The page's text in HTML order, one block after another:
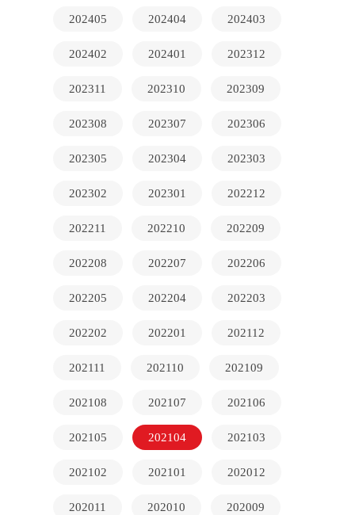
202405 202404 202403
202402 202401 202312
202311 202310 202309
202308 202307 202306
202305 202304 202303
202302 202301 202212
202211 202210 202209
202208 202207 202206
202205 202204 202203
202202 202201 202112
202111 202110 202109
202108 202107 202106
202105 202104 202103
202102 202101 202012
202011 202010 202009